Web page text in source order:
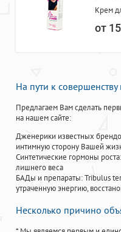
Крем
от
На пути к совершенству
Предлагаем Вам сделать
на нашем сайте:
Дженерики известных
интимную сторону Вашей
Синтетические гормоны роста
лишнего веса
БАДы и препараты:Tribulus
утраченную энергию,
Несколько причино